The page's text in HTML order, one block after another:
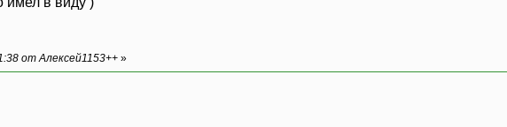
от Алексей1153++ »